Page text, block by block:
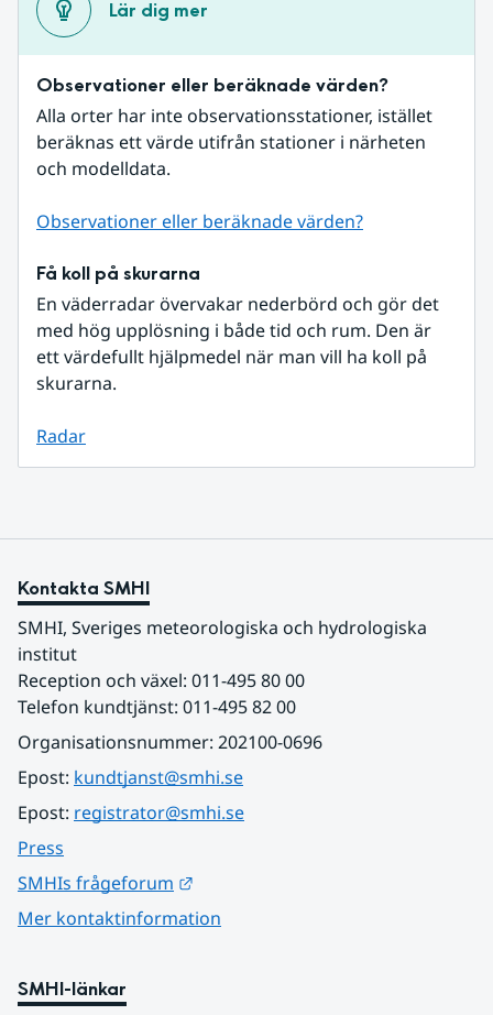
Lär dig mer
Observationer eller beräknade värden?
Alla orter har inte observationsstationer, istället
beräknas ett värde utifrån stationer i närheten
och modelldata.
Observationer eller beräknade värden?
Få koll på skurarna
En väderradar övervakar nederbörd och gör det
med hög upplösning i både tid och rum. Den är
ett värdefullt hjälpmedel när man vill ha koll på
skurarna.
Radar
Kontakta SMHI
SMHI, Sveriges meteorologiska och hydrologiska
institut
Reception och växel: 011-495 80 00
Telefon kundtjänst: 011-495 82 00
Organisationsnummer: 202100-0696
Epost: kundtjanst@smhi.se
Epost: registrator@smhi.se
Press
SMHIs frågeforum
Mer kontaktinformation
SMHI-länkar